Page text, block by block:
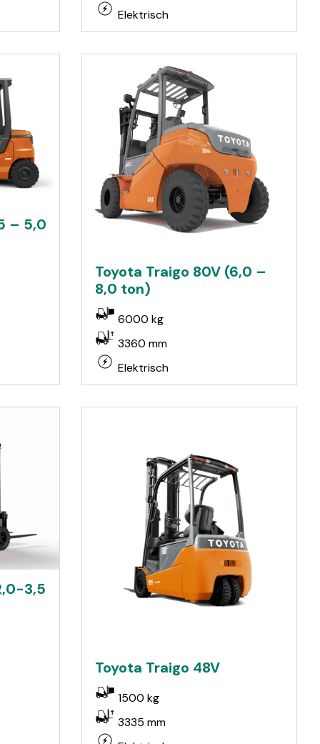
Elektrisch
– 5,0
Toyota Traigo 80V (6,0 –
8,0 ton)
6000 kg
3360 mm
Elektrisch
3,5
Toyota Traigo 48V
1500 kg
3335 mm